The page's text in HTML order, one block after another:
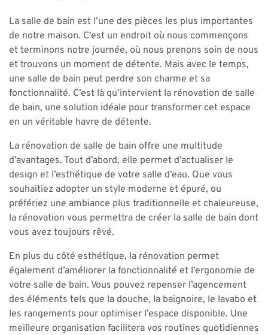
La salle de bain est l’une des pièces les plus importantes
de notre maison. C’est un endroit où nous commençons
et terminons notre journée, où nous prenons soin de nous
et trouvons un moment de détente. Mais avec le temps,
une salle de bain peut perdre son charme et sa
fonctionnalité. C’est là qu’intervient la rénovation de salle
de bain, une solution idéale pour transformer cet espace
en un véritable havre de détente.
La rénovation de salle de bain offre une multitude
d’avantages. Tout d’abord, elle permet d’actualiser le
design et l’esthétique de votre salle d’eau. Que vous
souhaitiez adopter un style moderne et épuré, ou
préfériez une ambiance plus traditionnelle et chaleureuse,
la rénovation vous permettra de créer la salle de bain dont
vous avez toujours rêvé.
En plus du côté esthétique, la rénovation permet
également d’améliorer la fonctionnalité et l’ergonomie de
votre salle de bain. Vous pouvez repenser l’agencement
des éléments tels que la douche, la baignoire, le lavabo et
les rangements pour optimiser l’espace disponible. Une
meilleure organisation facilitera vos routines quotidiennes